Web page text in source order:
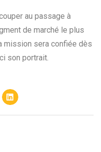
au passage à
de marché le plus
mission sera confiée dès
son portrait.